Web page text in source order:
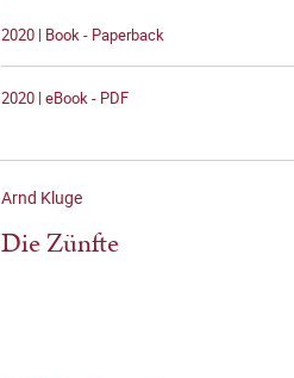
2020 | Book - Paperback
2020 | eBook - PDF
Arnd Kluge
Die Zünfte